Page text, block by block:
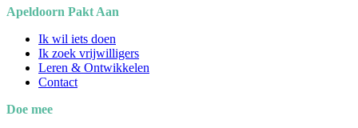
Apeldoorn Pakt Aan
Ik wil iets doen
Ik zoek vrijwilligers
Leren & Ontwikkelen
Contact
Doe mee